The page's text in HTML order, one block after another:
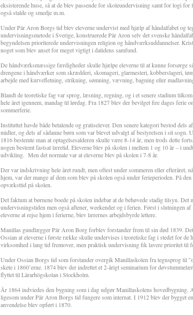
eksisterende huse, så at de blev passende for skoleundervisning samt for logi
også stalde og smedje m.m.
Under Pär Aron Borgs tid blev eleverne undervist med hjælp af håndalfabet og
undervisningsmetode i Sverige, konstruerede Pär Aron selv det svenske
begyndelsen prioriterede undervisningen religion og håndværksuddannelser.
noget som blev anset for meget vigtigt i datidens samfund.
De håndværksmæssige færdigheder skulle hjælpe eleverne til at kunne forsørge
drengene i håndværker som skrædderi, skomageri, glarmesteri, kobberslageri,
arbejde med kurvefletning, strikning, sømning, vævning, bagning eller
Blandt de teoretiske fag var sprog, læsning, regning, og i et senere stadium
hele året igennem, mandag til lørdag. Fra 1827 blev der bevilget fire dages ferie
sommerferie.
Instituttet havde både betalende og gratiselever. Den senere kategori bestod
midler, og dels af sådanne børn som var blevet udvalgt af bestyrelsen i sit sogn.
1816 bestemte man at optagelsesalderen skulle være 8-14 år, men trods dette
nogen bestemt fastsat læretid. Eleverne blev på skolen i mellem 1 og 10 år – i
udvikling. Men det normale var at eleverne blev på skolen i 7-8 år.
Der var indskrivning hele året rundt, men oftest under sommeren eller efteråret,
hjem, var der mange af dem som blev på skolen også under ferieperioden. På
opvæksttid på skolen.
Det faktum at børnene boede på skolen indebar at de behøvede stadig tilsyn.
undervisningstiden men også aftener, weekender og i ferien. Først i slutningen
eleverne at rejse hjem i ferierne, blev lærernes arbejdsbyrde lettere.
Manillas gundlægger Pär Aron Borg forblev forstander frem til sin død 1839.
Ossian at eleverne i første række skulle undervises i teoretiske fag i stedet for
virksomhed i lang tid fremover, men praktisk undervisning fik lavere prioritet til
Under Ossian Borgs tid som forstander overgik Manillaskolen fra tegnsprog til
skete i 1860’erne. 1874 blev der indrettet et 2-årigt seminarium for
flyttet til Lärarhögskolan i Stockholm.
År 1864 indviedes den bygning som i dag udgør Manillaskolens
ligesom under Pär Aron Borgs tid fungere som internat. I 1912 blev der bygget
anvendelse blev opført i 1870.